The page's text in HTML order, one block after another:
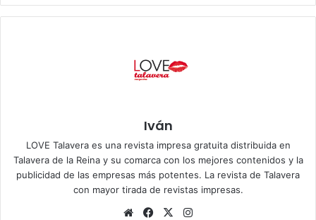
Iván
LOVE Talavera es una revista impresa gratuita distribuida en
Talavera de la Reina y su comarca con los mejores contenidos y la
publicidad de las empresas más potentes. La revista de Talavera
con mayor tirada de revistas impresas.
Siti
Fa
X